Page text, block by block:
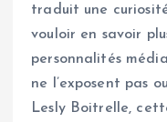
traduit une
vouloir en savoir
personnalités
ne l’exposent pas
Lesly Boitrelle,